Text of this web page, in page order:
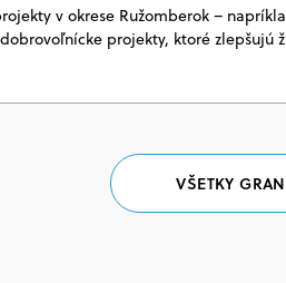
v okrese Ružomberok –
projekty, ktoré zlepšujú
VŠETKY